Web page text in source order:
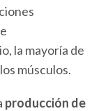
la mayoría de
músculos.
producción de